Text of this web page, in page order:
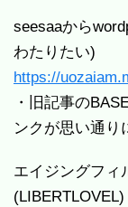
seesaaから
わたりたい)
https://
・旧記事の
ンクが思い通り
エイジングフィ
(LIBERTLOVEL)